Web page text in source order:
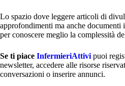
Lo spazio dove leggere articoli di
approfondimenti ma anche
per conoscere meglio la complessità
Se ti piace InfermieriAttivi puoi
newsletter, accedere alle risorse
conversazioni o inserire annunci.